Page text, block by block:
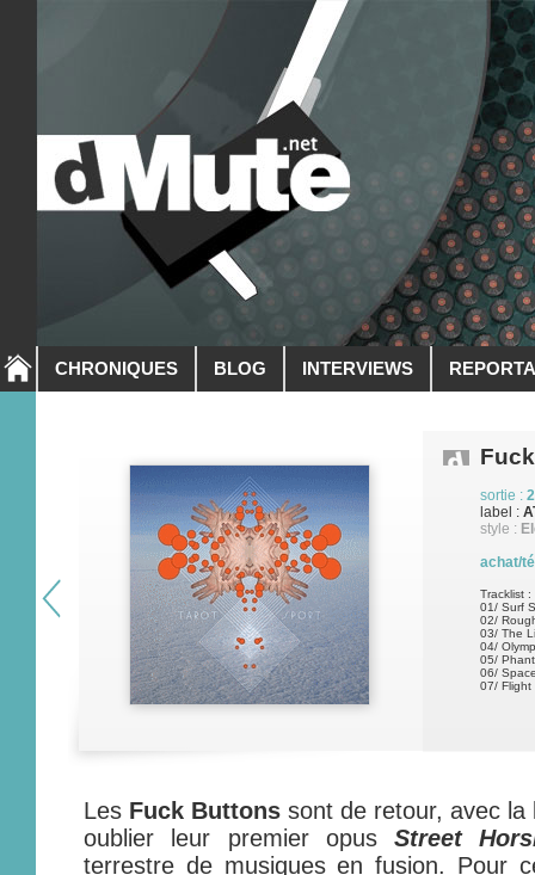
CHRONIQUES BLOG INTERVIEWS
sortie :
label :
style :
achat/
Tracklist :
01/ Surf
02/
03/ The
04/
05/
06/
07/ Flight
Les Fuck Buttons sont de retour, avec
oublier leur premier opus Street
terrestre de musiques en fusion. Pour